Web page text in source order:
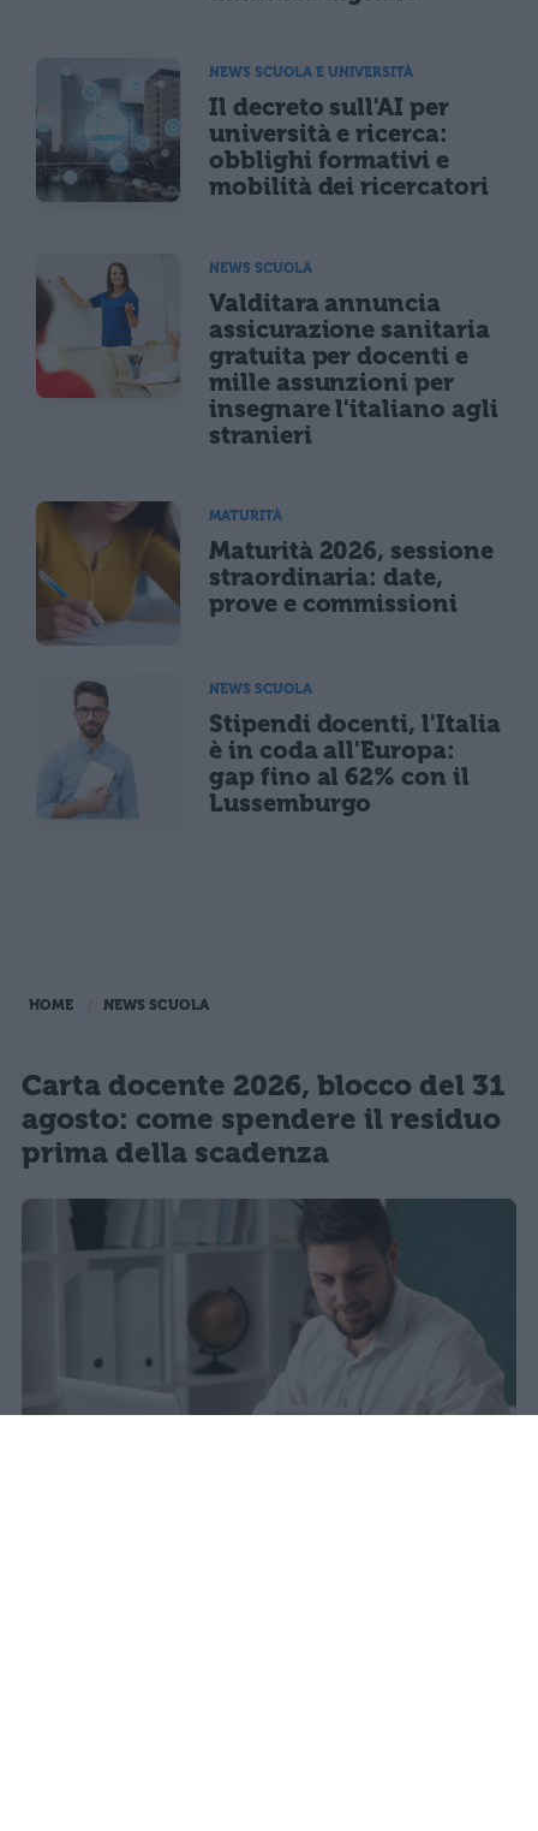
NEWS SCUOLA E UNIVERSITÀ
Il decreto sull'AI per
università e ricerca:
obblighi formativi e
mobilità dei ricercatori
NEWS SCUOLA
Valditara annuncia
assicurazione sanitaria
gratuita per docenti e
mille assunzioni per
insegnare l'italiano agli
stranieri
MATURITÀ
Maturità 2026, sessione
straordinaria: date,
prove e commissioni
NEWS SCUOLA
Stipendi docenti, l'Italia
è in coda all'Europa:
gap fino al 62% con il
Lussemburgo
HOME NEWS SCUOLA
Carta docente 2026, blocco del 31
agosto: come spendere il residuo
prima della scadenza